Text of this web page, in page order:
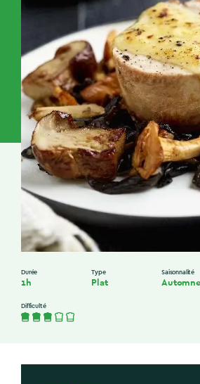
Durée
1h
Type
Plat
Saisonnalité
Automne
Difficulté